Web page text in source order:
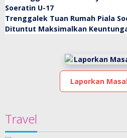
Trenggalek Tuan Rumah Piala
Dituntut Maksimalkan
Laporkan
Travel